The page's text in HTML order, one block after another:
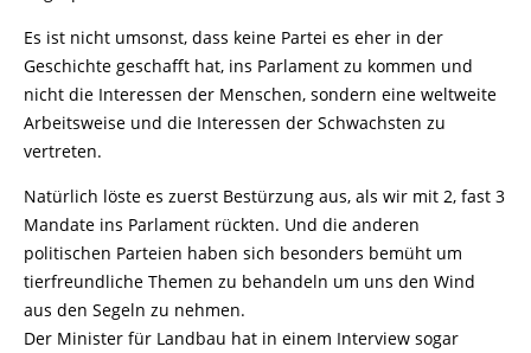
Es ist nicht umsonst, dass keine Partei es eher in der
Geschichte geschafft hat, ins Parlament zu kommen und
nicht die Interessen der Menschen, sondern eine weltweite
Arbeitsweise und die Interessen der Schwachsten zu
vertreten.
Natürlich löste es zuerst Bestürzung aus, als wir mit 2, fast 3
Mandate ins Parlament rückten. Und die anderen
politischen Parteien haben sich besonders bemüht um
tierfreundliche Themen zu behandeln um uns den Wind
aus den Segeln zu nehmen.
Der Minister für Landbau hat in einem Interview sogar